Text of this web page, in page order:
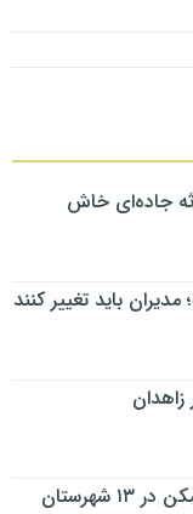
جاده‌ای خاش
باید تغییر کنند